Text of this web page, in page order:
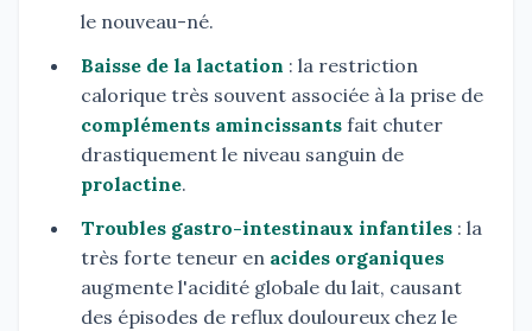
le nouveau-né.
Baisse de la lactation : la restriction
calorique très souvent associée à la prise de
compléments amincissants fait chuter
drastiquement le niveau sanguin de
prolactine.
Troubles gastro-intestinaux infantiles : la
très forte teneur en acides organiques
augmente l'acidité globale du lait, causant
des épisodes de reflux douloureux chez le